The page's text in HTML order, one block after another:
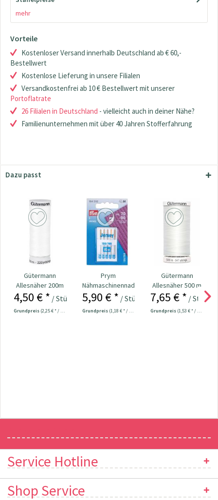
mehr
Vorteile
Kostenloser Versand innerhalb Deutschland ab € 60,-
Bestellwert
Kostenlose Lieferung in unsere Filialen
Versandkostenfrei ab 10 € Bestellwert mit unserer
Portoflatrate
26 Filialen in Deutschland - vielleicht auch in deiner Nähe?
Familienunternehmen mit über 40 Jahren Stofferfahrung
Dazu passt
Gütermann
Allesnäher 200m
Fb. 800 - weiß
4,50 € * / Stück
Grundpreis (2,25 € * / 100 Meter)
Prym
Nähmaschinennadeln
130/705 Jersey
5,90 € * / Stück
Grundpreis (1,18 € * / 1 Stück)
Gütermann
Allesnäher 500 m
Fb. 0800 - weiß
7,65 € * / Stück
Grundpreis (1,53 € * / 100 Meter)
Service Hotline
Shop Service